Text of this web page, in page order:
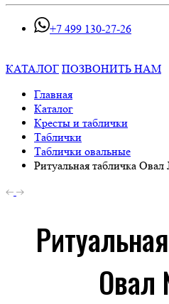
+7 499 130-27-26
КАТАЛОГ ПОЗВОНИТЬ НАМ
Главная
Каталог
Кресты и таблички
Таблички
Таблички овальные
Ритуальная табличка